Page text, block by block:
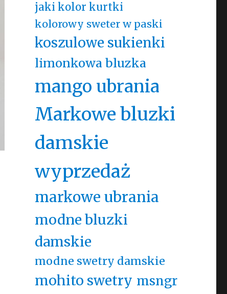
jaki kolor kurtki
kolorowy sweter w paski
koszulowe sukienki
limonkowa bluzka
mango ubrania
Markowe bluzki
damskie
wyprzedaż
markowe ubrania
modne bluzki
damskie
modne swetry damskie
mohito swetry msngr